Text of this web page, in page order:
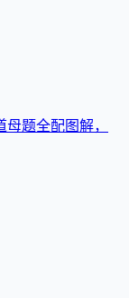
母题全配图解，